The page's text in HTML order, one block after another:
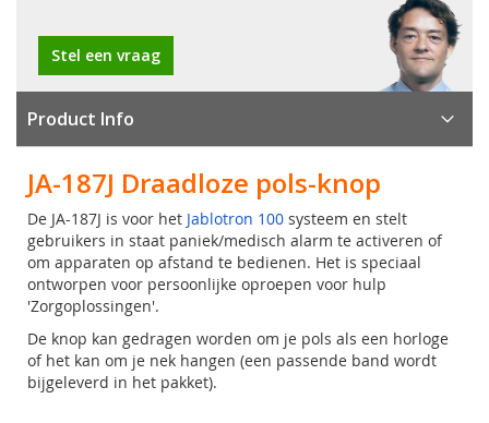
Stel een vraag
Product Info
JA-187J Draadloze pols-knop
De JA-187J is voor het Jablotron 100 systeem en stelt
gebruikers in staat paniek/medisch alarm te activeren of
om apparaten op afstand te bedienen. Het is speciaal
ontworpen voor persoonlijke oproepen voor hulp
'Zorgoplossingen'.
De knop kan gedragen worden om je pols als een horloge
of het kan om je nek hangen (een passende band wordt
bijgeleverd in het pakket).